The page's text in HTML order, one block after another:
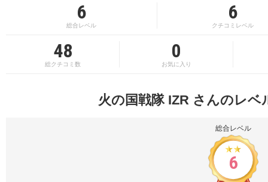
6
総合レベル
6
クチコミレベル
48
総クチコミ数
0
お気に入り
火の国戦隊 IZR さんのレベ
総合レベル
6